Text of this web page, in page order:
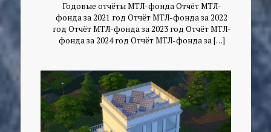
Годовые отчёты МТЛ-фонда Отчёт МТЛ-
фонда за 2021 год Отчёт МТЛ-фонда за 2022
год Отчёт МТЛ-фонда за 2023 год Отчёт МТЛ-
фонда за 2024 год Отчёт МТЛ-фонда за[…]